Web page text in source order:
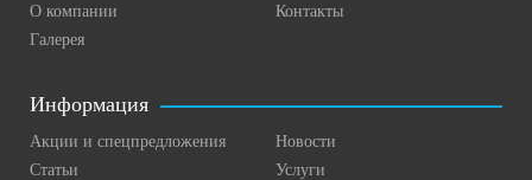
О компании
Галерея
Контакты
Информация
Акции и спецпредложения
Статьи
Новости
Услуги